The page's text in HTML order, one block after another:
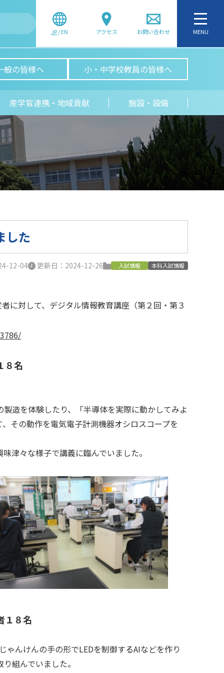
MENU
お問い合わせ
アクセス
JP/EN
般の皆様へ 小・中学校教員の皆様へ
産学官連携・地域貢献 施設・設備
した
12-04 更新日：2024-12-26 入試情報 本科入試情報
に対して、デジタル情報教育講座（第２回・第３
８名
造を体験したり、「半導体を実際に動かしてみよ
その動作を電気電子計測機器オシロスコープを
津々な様子で講義に臨んでいました。
８名
んけんの手の形でLEDを制御するAIなどを作り
組んでいました。